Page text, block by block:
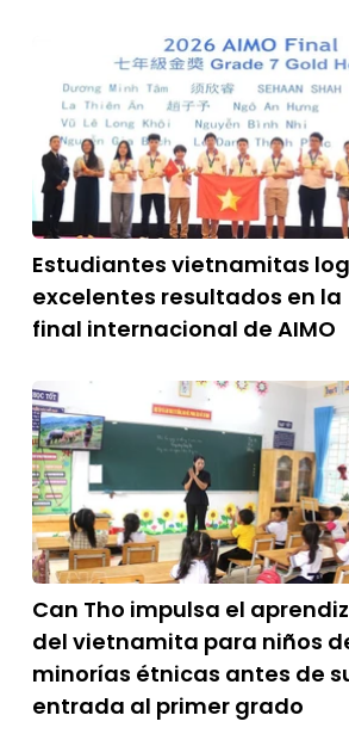
Estudiantes vietnamitas
excelentes resultados en la
final internacional de AIMO
Can Tho impulsa el
del vietnamita para niños
minorías étnicas antes de
entrada al primer grado